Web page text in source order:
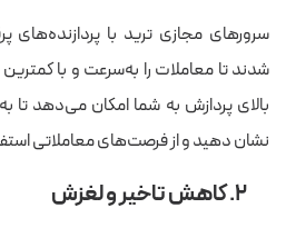
سرورهای مجازی ترید با
شدند تا معاملات را به‌سرعت و با
بالای پردازش به شما امکان می‌دهد تا
نشان دهید و از فرصت‌های معاملاتی
۲. کاهش تاخیر و لغزش